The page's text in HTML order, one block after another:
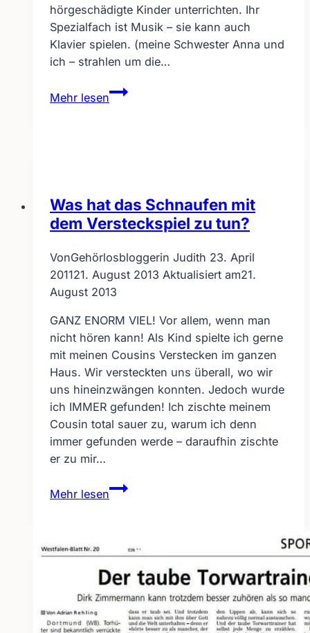
hörgeschädigte Kinder unterrichten. Ihr
Spezialfach ist Musik – sie kann auch
Klavier spielen. (meine Schwester Anna und
ich – strahlen um die…
Mehr lesen
Mit
Abschluss-
hörgeschädigte
Kinder
Was hat das Schnaufen mit
dem Versteckspiel zu tun?
VonGehörlosbloggerin Judith 23. April
201121. August 2013 Aktualisiert am21.
August 2013
GANZ ENORM VIEL! Vor allem, wenn man
nicht hören kann! Als Kind spielte ich gerne
mit meinen Cousins Verstecken im ganzen
Haus. Wir versteckten uns überall, wo wir
uns hineinzwängen konnten. Jedoch wurde
ich IMMER gefunden! Ich zischte meinem
Cousin total sauer zu, warum ich denn
immer gefunden werde – daraufhin zischte
er zu mir…
Mehr lesen
Was
hat
mit
dem
Versteckspiel
tun?